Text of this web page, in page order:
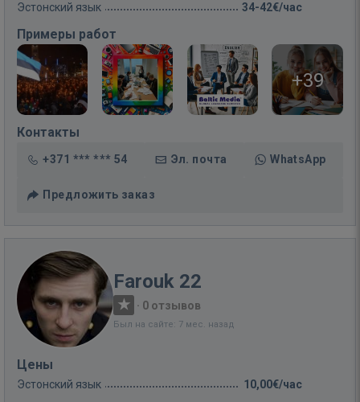
Эстонский язык 34-42€/час
Примеры работ
+39
Контакты
+371 *** *** 54 Эл. почта WhatsApp
Предложить заказ
Farouk 22
· 0 отзывов
Был на сайте: 7 мес. назад
Цены
Эстонский язык 10,00€/час